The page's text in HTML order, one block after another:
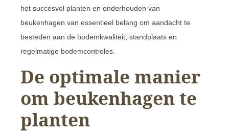
het succesvol planten en onderhouden van
beukenhagen van essentieel belang om aandacht te
besteden aan de bodemkwaliteit, standplaats en
regelmatige bodemcontroles.
De optimale manier
om beukenhagen te
planten